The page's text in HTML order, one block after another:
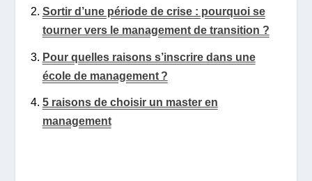
Sortir d’une période de crise : pourquoi se
tourner vers le management de transition ?
Pour quelles raisons s’inscrire dans une
école de management ?
5 raisons de choisir un master en
management